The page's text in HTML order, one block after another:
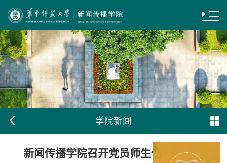
学院新闻
新闻传播学院召开党员师生代表座谈会